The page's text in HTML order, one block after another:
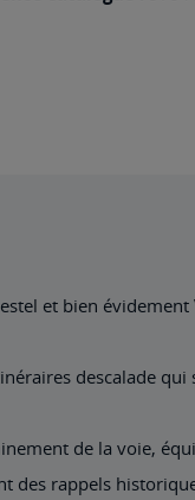
et bien
descalade
de la voie,
rappels